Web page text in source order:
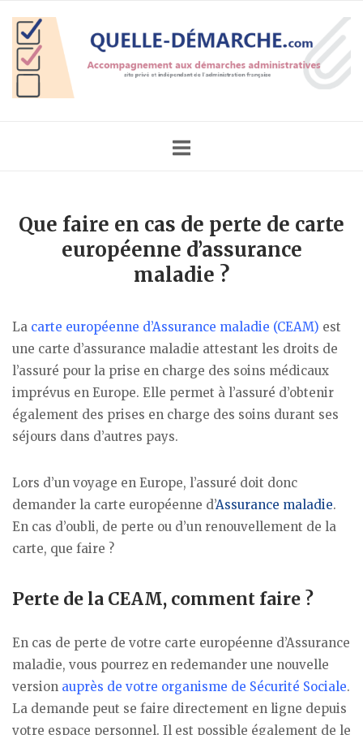
content
Home
Que faire en cas de perte de carte
européenne d’assurance
maladie ?
La carte européenne d’Assurance maladie (CEAM) est
une carte d’assurance maladie attestant les droits de
l’assuré pour la prise en charge des soins médicaux
imprévus en Europe. Elle permet à l’assuré d’obtenir
également des prises en charge des soins durant ses
séjours dans d’autres pays.
Lors d’un voyage en Europe, l’assuré doit donc
demander la carte européenne d’Assurance maladie.
En cas d’oubli, de perte ou d’un renouvellement de la
carte, que faire ?
Perte de la CEAM, comment faire ?
En cas de perte de votre carte européenne d’Assurance
maladie, vous pourrez en redemander une nouvelle
version auprès de votre organisme de Sécurité Sociale.
La demande peut se faire directement en ligne depuis
votre espace personnel. Il est possible également de le